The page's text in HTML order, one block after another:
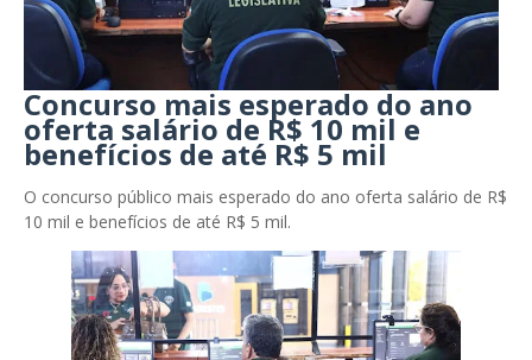
Concurso mais esperado do ano
oferta salário de R$ 10 mil e
benefícios de até R$ 5 mil
O concurso público mais esperado do ano oferta salário de R$
10 mil e benefícios de até R$ 5 mil.